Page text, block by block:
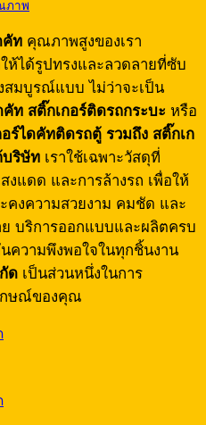
คัท คุณภาพสูงของเรา
ห้ได้รูปทรงและลวดลายที่ซับ
มบูรณ์แบบ ไม่ว่าจะเป็น
คัท สติ๊กเกอร์ติดรถกระบะ หรือ
ร์ไดคัทติดรถตู้ รวมถึง สติ๊กเก
บริษัท เราใช้เฉพาะวัสดุที่
แดด และการล้างรถ เพื่อให้
คงความสวยงาม คมชัด และ
บริการออกแบบและผลิตครบ
ความพึงพอใจในทุกชิ้นงาน
ด เป็นส่วนหนึ่งในการ
กษณ์ของคุณ